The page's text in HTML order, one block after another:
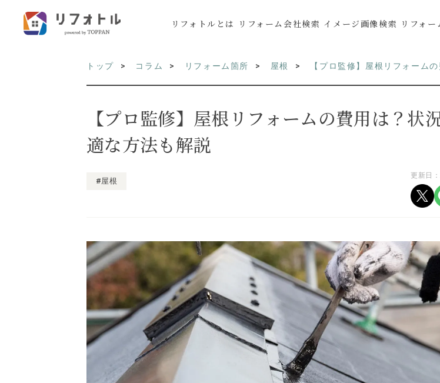
リフォトルとは リフォーム会社検索 イメージ画像検索 リフォ
トップ コラム リフォーム箇所 屋根 【プロ監修】屋根リフォーム
【プロ監修】屋根リフォームの費用は？状
適な方法も解説
#屋根
更新日